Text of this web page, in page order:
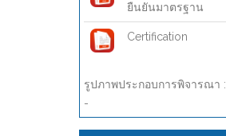
ยืนยันมาตรฐาน
Certification
รูปภาพประกอบการพิจารณา :
-